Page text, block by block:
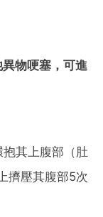
物哽塞，可進
其上腹部（肚
擠壓其腹部5次